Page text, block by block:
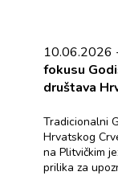
10.06.2026
fokusu
društava
Tradicionalni
Hrvatskog
na Plitvičkim
prilika za